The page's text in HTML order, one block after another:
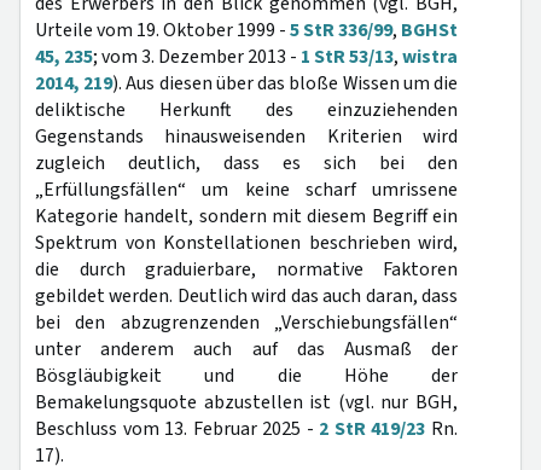
Urteile vom 19. Oktober 1999 -5 StR 336/99, BGHSt
45, 235; vom 3. Dezember 2013 - 1 StR 53/13,wistra
2014, 219). Aus diesen über das bloße Wissen um die
deliktische Herkunft des einzuziehenden
Gegenstands hinausweisenden Kriterien wird
zugleich deutlich, dass es sich bei den
„Erfüllungsfällen“ um keine scharf umrissene
Kategorie handelt, sondern mit diesem Begriff ein
Spektrum von Konstellationen beschrieben wird,
die durch graduierbare, normative Faktoren
gebildet werden. Deutlich wird das auch daran, dass
bei den abzugrenzenden „Verschiebungsfällen“
unter anderem auch auf das Ausmaß der
Bösgläubigkeit und die Höhe der
Bemakelungsquote abzustellen ist (vgl. nur BGH,
Beschluss vom 13. Februar 2025 - 2 StR 419/23 Rn.
17).